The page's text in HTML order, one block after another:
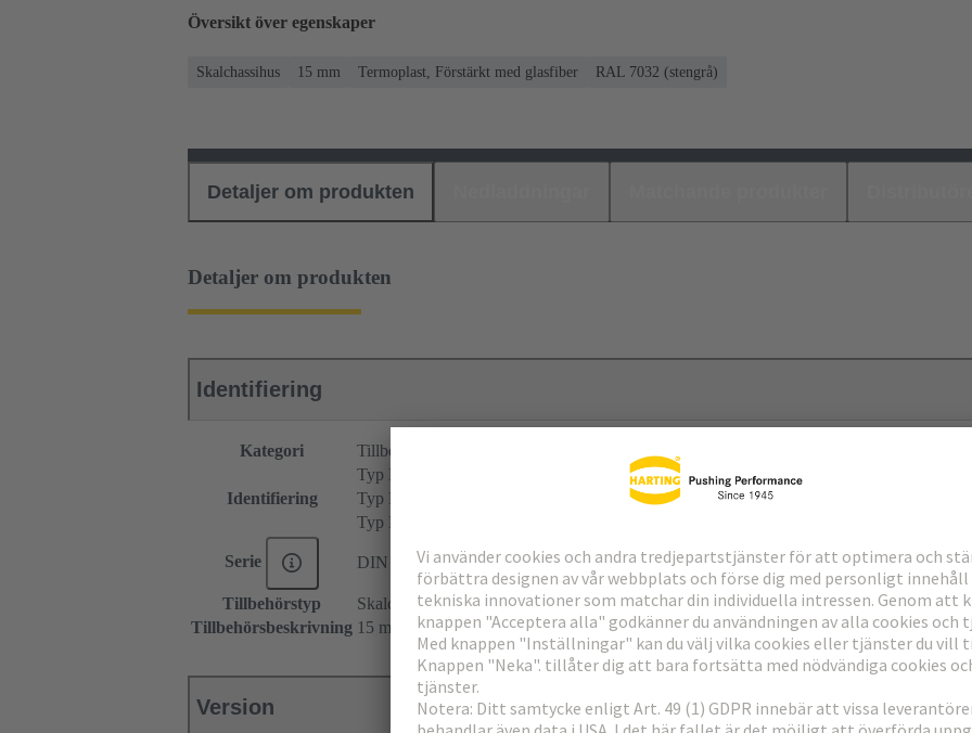
Översikt över egenskaper
Skalchassihus 15 mm Termoplast, Förstärkt med glasfiber RAL 7032 (stengrå)
Detaljer om produkten
Detaljer om produkten
Identifiering
Kategori Tillbehör
Identifiering
Typ F
Typ H
Typ MH
Serie DIN 41612
Tillbehörstyp
Skalchassihus
Tillbehörsbeskrivning 15 mm
Version